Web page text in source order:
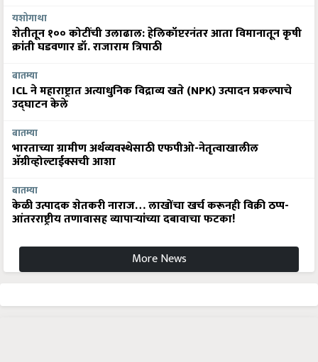
यशोगाथा
शेतीतून १०० कोटींची उलाढाल: हेलिकॉप्टरनंतर आता विमानातून कृषी
क्रांती घडवणार डॉ. राजाराम त्रिपाठी
बातम्या
ICL ने महाराष्ट्रात अत्याधुनिक विद्राव्य खते (NPK) उत्पादन प्रकल्पाचे
उद्घाटन केले
बातम्या
भारताच्या ग्रामीण अर्थव्यवस्थेसाठी एफपीओ-नेतृत्वाखालील
अ‍ॅग्रीव्होल्टाईक्सची आशा
बातम्या
केळी उत्पादक शेतकरी नाराज… लाखोंचा खर्च करूनही विक्री ठप्प-
आंतरराष्ट्रीय तणावासह व्यापाऱ्यांच्या दबावाचा फटका!
More News